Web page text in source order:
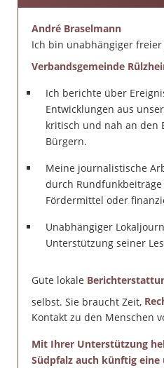
André Braselmann
Ich bin unabhängiger
Verbandsgemeinde
Ich berichte über
Entwicklungen aus
kritisch und nah an den
Bürgern.
Meine journalistische
durch
Fördermittel oder
Unabhängiger
Unterstützung seiner
Gute lokale
selbst. Sie braucht Zeit,
Kontakt zu den Menschen
Mit Ihrer Unterstützung
Südpfalz auch künftig eine